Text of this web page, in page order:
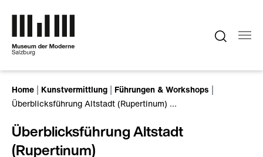
Home Kunstvermittlung
Führungen & Workshops
Überblicksführung Altstadt (Rupertinum) …
Überblicksführung Altstadt
(Rupertinum)